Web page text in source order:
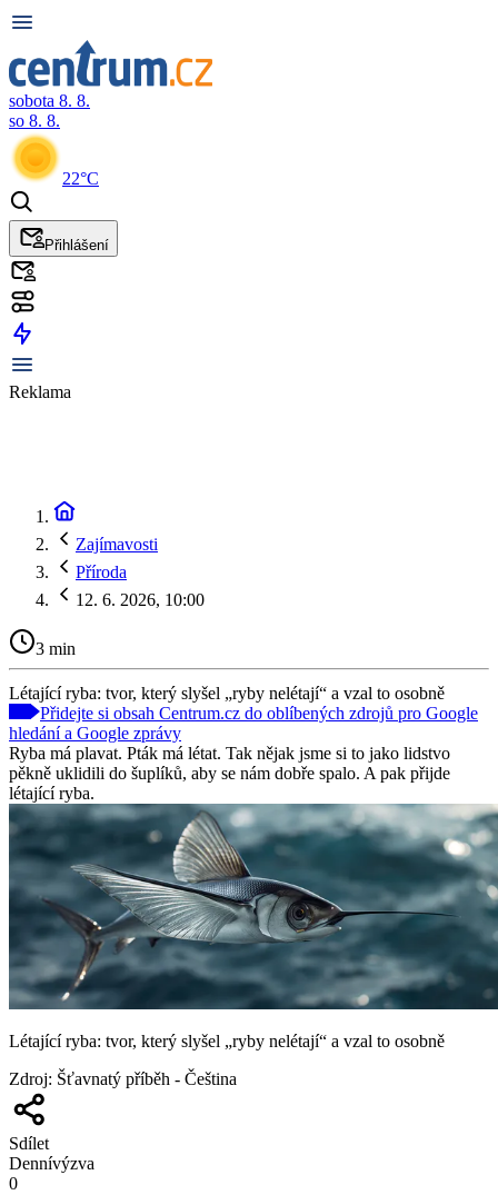
sobota 8. 8.
so 8. 8.
22°C
Přihlášení
Reklama
Zajímavosti
Příroda
12. 6. 2026, 10:00
3 min
Létající ryba: tvor, který slyšel „ryby nelétají“ a vzal to osobně
Přidejte si obsah Centrum.cz do oblíbených zdrojů pro Google
hledání a Google zprávy
Ryba má plavat. Pták má létat. Tak nějak jsme si to jako lidstvo
pěkně uklidili do šuplíků, aby se nám dobře spalo. A pak přijde
létající ryba.
Létající ryba: tvor, který slyšel „ryby nelétají“ a vzal to osobně
Zdroj: Šťavnatý příběh - Čeština
Sdílet
Dennívýzva
0